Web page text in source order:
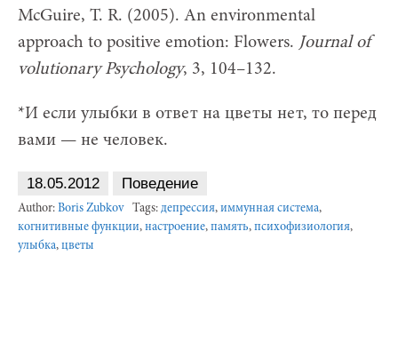
McGuire, T. R. (2005). An environmental
approach to positive emotion: Flowers. Journal of
volutionary Psychology, 3, 104–132.
*И если улыбки в ответ на цветы нет, то перед
вами — не человек.
18.05.2012 Поведение
Author: Boris Zubkov Tags: депрессия, иммунная система,
когнитивные функции, настроение, память, психофизиология,
улыбка, цветы